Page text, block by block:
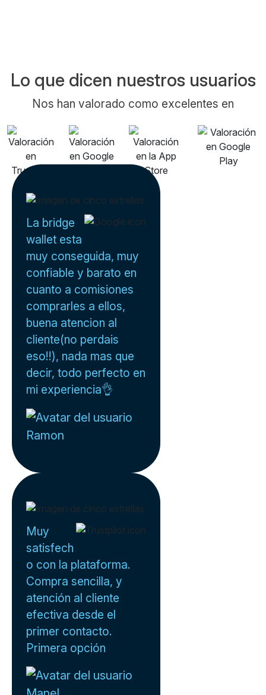
Lo que dicen nuestros usuarios
Nos han valorado como excelentes en
La bridge
wallet esta
muy conseguida, muy
confiable y barato en
cuanto a comisiones
comprarles a ellos,
buena atencion al
cliente(no perdais
eso!!), nada mas que
decir, todo perfecto en
mi experiencia👌
Ramon
Muy
satisfech
o con la plataforma.
Compra sencilla, y
atención al cliente
efectiva desde el
primer contacto.
Primera opción